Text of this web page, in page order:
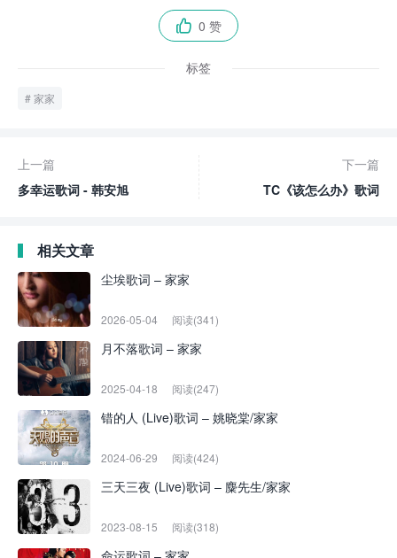
 0 赞
标签
家家
上一篇
多幸运歌词 - 韩安旭
下一篇
TC《该怎么办》歌词
相关文章
尘埃歌词 – 家家
2026-05-04 阅读(341)
月不落歌词 – 家家
2025-04-18 阅读(247)
错的人 (Live)歌词 – 姚晓棠/家家
2024-06-29 阅读(424)
三天三夜 (Live)歌词 – 麋先生/家家
2023-08-15 阅读(318)